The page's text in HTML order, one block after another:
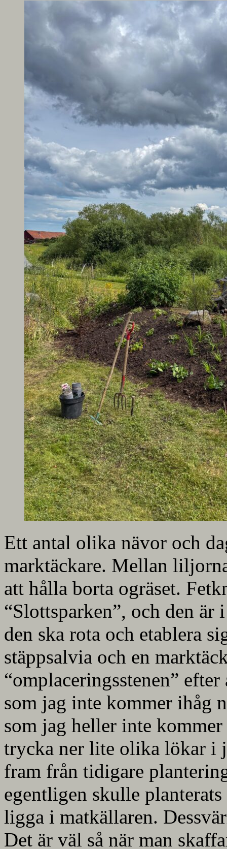
Ett antal olika nävor och
marktäckare. Mellan
att hålla borta ogräset.
“Slottsparken”, och den
den ska rota och etablera
stäppsalvia och en
“omplaceringsstenen”
som jag inte kommer ihåg
som jag heller inte
trycka ner lite olika lökar i
fram från tidigare
egentligen skulle
ligga i matkällaren.
Det är väl så när man